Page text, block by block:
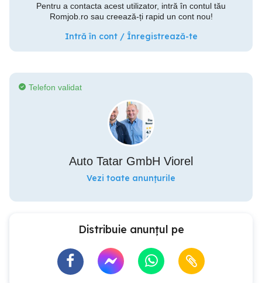
Pentru a contacta acest utilizator, intră în contul tău
Romjob.ro sau creează-ți rapid un cont nou!
Intră în cont / Înregistrează-te
Telefon validat
Auto Tatar GmbH Viorel
Vezi toate anunțurile
Distribuie anunțul pe